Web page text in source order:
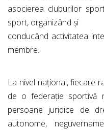
asocierea cluburilor
sport, organizând și
conducând activitatea
membre.
La nivel național, fiecare
de o federație sportivă
persoane juridice de
autonome,